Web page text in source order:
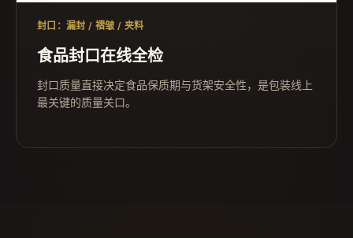
封口：漏封 / 褶皱 / 夹料
食品封口在线全检
封口质量直接决定食品保质期与货架安全性，是包装线上
最关键的质量关口。